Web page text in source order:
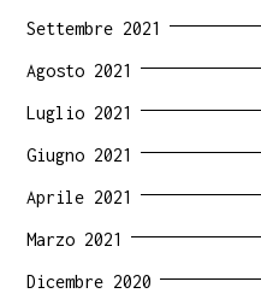
Settembre 2021
Agosto 2021
Luglio 2021
Giugno 2021
Aprile 2021
Marzo 2021
Dicembre 2020